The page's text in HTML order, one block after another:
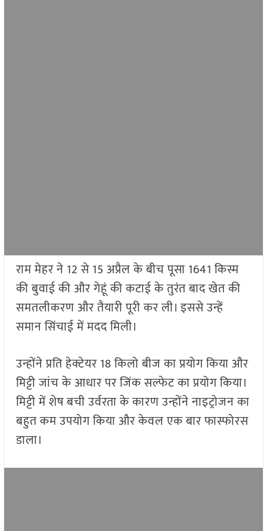
राम मेहर ने 12 से 15 अप्रैल के बीच पूसा 1641 किस्म
की बुवाई की और गेहूं की कटाई के तुरंत बाद खेत की
समतलीकरण और तैयारी पूरी कर ली। इससे उन्हें
समान सिंचाई में मदद मिली।
उन्होंने प्रति हेक्टेयर 18 किलो बीज का प्रयोग किया और
मिट्टी जांच के आधार पर जिंक सल्फेट का प्रयोग किया।
मिट्टी में शेष बची उर्वरता के कारण उन्होंने नाइट्रोजन का
बहुत कम उपयोग किया और केवल एक बार फास्फोरस
डाला।